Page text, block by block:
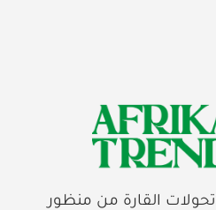
تحولات القارة من منظور